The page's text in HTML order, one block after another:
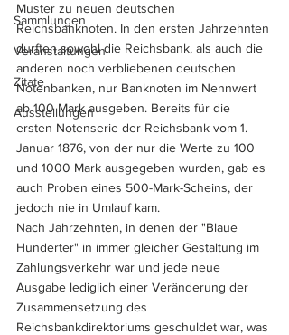
Sammlungen
Veranstaltungen
Zitate
Ausstellungen
Muster zu neuen deutschen
Reichsbanknoten. In den ersten Jahrzehnten
durften sowohl die Reichsbank, als auch die
anderen noch verbliebenen deutschen
Notenbanken, nur Banknoten im Nennwert
ab 100 Mark ausgeben. Bereits für die
ersten Notenserie der Reichsbank vom 1.
Januar 1876, von der nur die Werte zu 100
und 1000 Mark ausgegeben wurden, gab es
auch Proben eines 500-Mark-Scheins, der
jedoch nie in Umlauf kam.
Nach Jahrzehnten, in denen der "Blaue
Hunderter" in immer gleicher Gestaltung im
Zahlungsverkehr war und jede neue
Ausgabe lediglich einer Veränderung der
Zusammensetzung des
Reichsbankdirektoriums geschuldet war, was